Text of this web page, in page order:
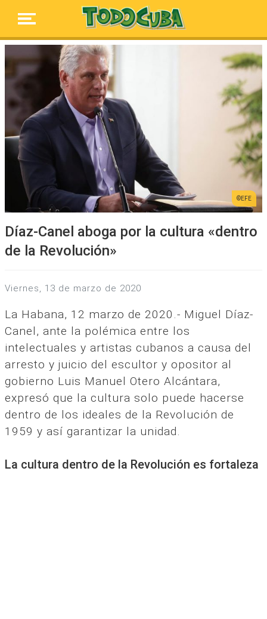
EFE
Díaz-Canel aboga por la cultura «dentro
de la Revolución»
viernes, 13 de marzo de 2020
La Habana, 12 marzo de 2020.- Miguel Díaz-
Canel, ante la polémica entre los
intelectuales y artistas cubanos a causa del
arresto y juicio del escultor y opositor al
gobierno Luis Manuel Otero Alcántara,
expresó que la cultura solo puede hacerse
dentro de los ideales de la Revolución de
1959 y así garantizar la unidad.
La cultura dentro de la Revolución es fortaleza